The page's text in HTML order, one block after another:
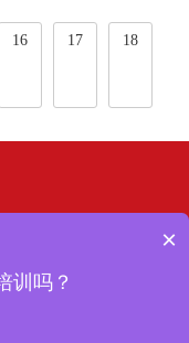
16 17 18
×
训吗？